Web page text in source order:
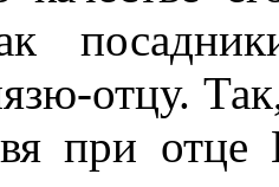
отцу.
при отце